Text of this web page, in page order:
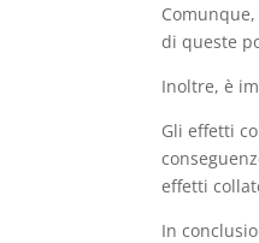
di queste
Inoltre, è
Gli effetti
effetti
In